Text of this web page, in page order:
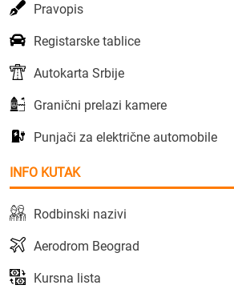
Pravopis
Registarske tablice
Autokarta Srbije
Granični prelazi kamere
Punjači za električne automobile
INFO KUTAK
Rodbinski nazivi
Aerodrom Beograd
Kursna lista